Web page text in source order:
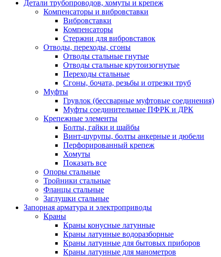
Детали трубопроводов, хомуты и крепеж
Компенсаторы и вибровставки
Вибровставки
Компенсаторы
Стержни для вибровставок
Отводы, переходы, сгоны
Отводы стальные гнутые
Отводы стальные крутоизогнутые
Переходы стальные
Сгоны, бочата, резьбы и отрезки труб
Муфты
Грувлок (бессварные муфтовые соединения)
Муфты соединительные ПФРК и ДРК
Крепежные элементы
Болты, гайки и шайбы
Винт-шурупы, болты анкерные и дюбели
Перфорированный крепеж
Хомуты
Показать все
Опоры стальные
Тройники стальные
Фланцы стальные
Заглушки стальные
Запорная арматура и электроприводы
Краны
Краны конусные латунные
Краны латунные водоразборные
Краны латунные для бытовых приборов
Краны латунные для манометров